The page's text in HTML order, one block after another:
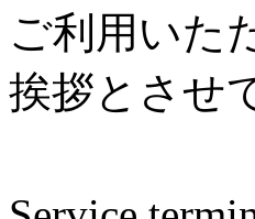
ご利用いた
挨拶とさせ